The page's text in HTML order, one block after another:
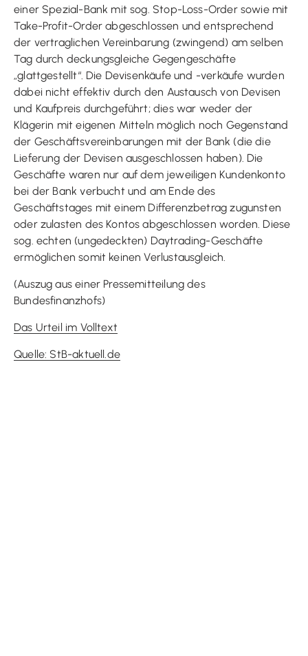
einer Spezial-Bank mit sog. Stop-Loss-Order sowie mit
Take-Profit-Order abgeschlossen und entsprechend
der vertraglichen Vereinbarung (zwingend) am selben
Tag durch deckungsgleiche Gegengeschäfte
„glattgestellt“. Die Devisenkäufe und -verkäufe wurden
dabei nicht effektiv durch den Austausch von Devisen
und Kaufpreis durchgeführt; dies war weder der
Klägerin mit eigenen Mitteln möglich noch Gegenstand
der Geschäftsvereinbarungen mit der Bank (die die
Lieferung der Devisen ausgeschlossen haben). Die
Geschäfte waren nur auf dem jeweiligen Kundenkonto
bei der Bank verbucht und am Ende des
Geschäftstages mit einem Differenzbetrag zugunsten
oder zulasten des Kontos abgeschlossen worden. Diese
sog. echten (ungedeckten) Daytrading-Geschäfte
ermöglichen somit keinen Verlustausgleich.
(Auszug aus einer Pressemitteilung des
Bundesfinanzhofs)
Das Urteil im Volltext
Quelle: StB-aktuell.de